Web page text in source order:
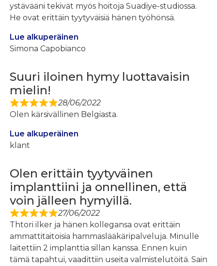
ystävääni tekivät myös hoitoja Suadiye-studiossa.
He ovat erittäin tyytyväisiä hänen työhönsä.
Lue alkuperäinen
Simona Capobianco
Suuri iloinen hymy luottavaisin
mielin!
28/06/2022
Olen kärsivällinen Belgiasta.
Lue alkuperäinen
klant
Olen erittäin tyytyväinen
implanttiini ja onnellinen, että
voin jälleen hymyillä.
27/06/2022
Thtori ilker ja hänen kollegansa ovat erittäin
ammattitaitoisia hammaslääkäripalveluja. Minulle
laitettiin 2 implanttia sillan kanssa. Ennen kuin
tämä tapahtui, vaadittiin useita valmistelutöitä. Sain